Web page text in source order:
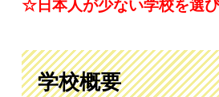
☆日本人が少ない学校を選
学校概要